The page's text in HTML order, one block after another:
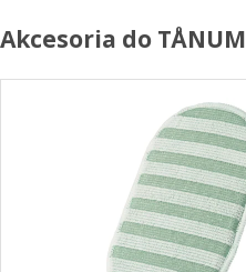
Akcesoria do TÅNUM